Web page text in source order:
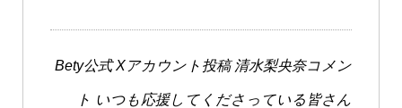
Bety公式 Xアカウント投稿 清水梨央奈コメン
ト いつも応援してくださっている皆さん